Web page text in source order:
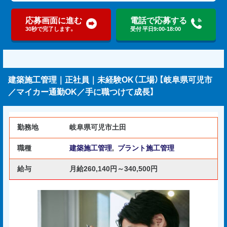
応募画面に進む
30秒で完了します。
電話で応募する
受付 平日9:00-18:00
建築施工管理｜正社員｜未経験OK（工場）【岐阜県可児市
／マイカー通勤OK／手に職つけて成長】
勤務地 岐阜県可児市土田
職種 建築施工管理, プラント施工管理
給与 月給260,140円～340,500円